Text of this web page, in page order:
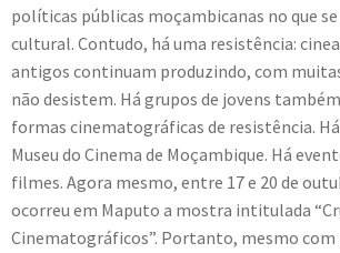
políticas públicas moçambicanas no que
cultural. Contudo, há uma resistência:
antigos continuam produzindo, com
não desistem. Há grupos de jovens
formas cinematográficas de resistência.
Museu do Cinema de Moçambique. Há
filmes. Agora mesmo, entre 17 e 20 de
ocorreu em Maputo a mostra intitulada
Cinematográficos”. Portanto, mesmo com